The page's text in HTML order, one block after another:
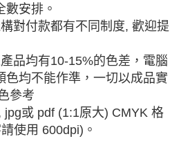
數安排。
對付款都有不同制度, 歡迎提
品均有10-15%的色差，電腦
色均不能作準，一切以成品實
參考
或 pdf (1:1原大) CMYK 格
使用 600dpi)。